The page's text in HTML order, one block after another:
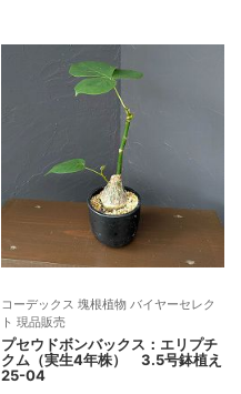
コーデックス 塊根植物 バイヤーセレク
ト 現品販売
プセウドボンバックス：エリプチ
クム（実生4年株） 3.5号鉢植え
25-04